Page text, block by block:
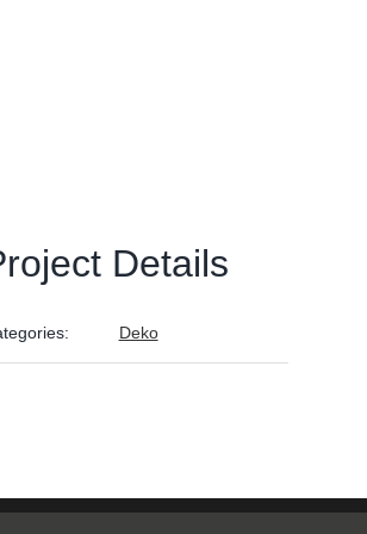
Details
Deko